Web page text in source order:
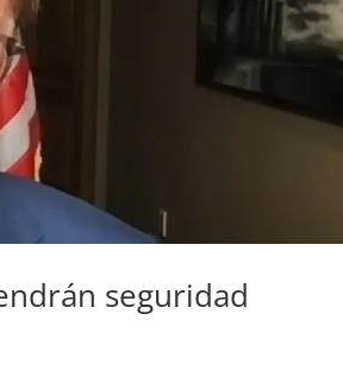
seguridad